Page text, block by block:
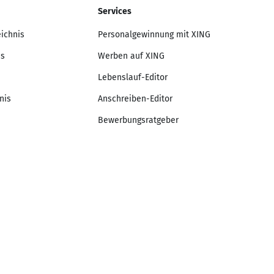
Services
Personalgewinnung mit XING
Werben auf XING
Lebenslauf-Editor
Anschreiben-Editor
Bewerbungsratgeber